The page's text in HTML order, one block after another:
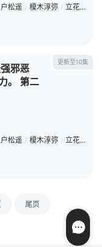
户松遥 / 榎木淳弥 / 立花慎之介
更新至10集
邪恶
。 第二
户松遥 / 榎木淳弥 / 立花慎之介
尾页